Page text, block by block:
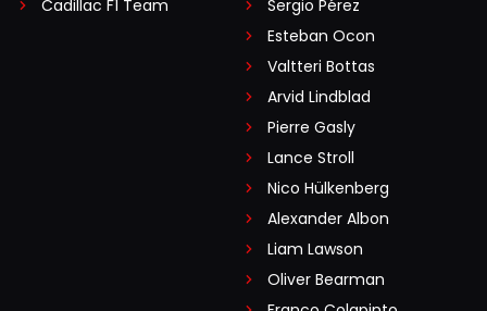
Cadillac F1 Team
Sergio Pérez
Esteban Ocon
Valtteri Bottas
Arvid Lindblad
Pierre Gasly
Lance Stroll
Nico Hülkenberg
Alexander Albon
Liam Lawson
Oliver Bearman